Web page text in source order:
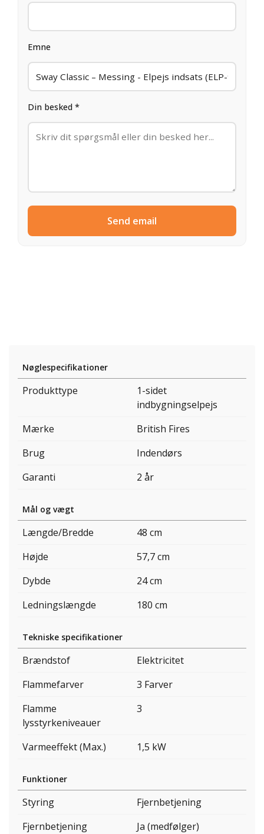
Emne
Din besked *
Send email
Nøglespecifikationer
Produkttype
1-sidet
indbygningselpejs
Mærke
British Fires
Brug
Indendørs
Garanti
2 år
Mål og vægt
Længde/Bredde
48 cm
Højde
57,7 cm
Dybde
24 cm
Ledningslængde
180 cm
Tekniske specifikationer
Brændstof
Elektricitet
Flammefarver
3 Farver
Flamme
lysstyrkeniveauer
3
Varmeeffekt (Max.) 1,5 kW
Funktioner
Styring
Fjernbetjening
Fjernbetjening
Ja (medfølger)